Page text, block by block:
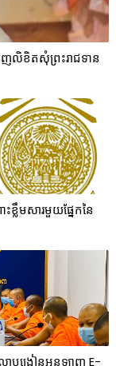
លិខិតសុំព្រះរាជទាន
ខ្លឹមសារមួយផ្នែកនៃ
លាបង្រៀនអនឡាញ E-